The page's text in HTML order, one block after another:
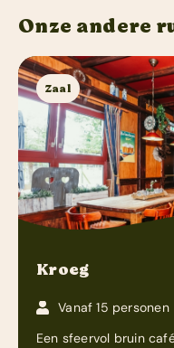
Onze andere
Zaal
Kroeg
Vanaf 15 personen
Een sfeervol bruin